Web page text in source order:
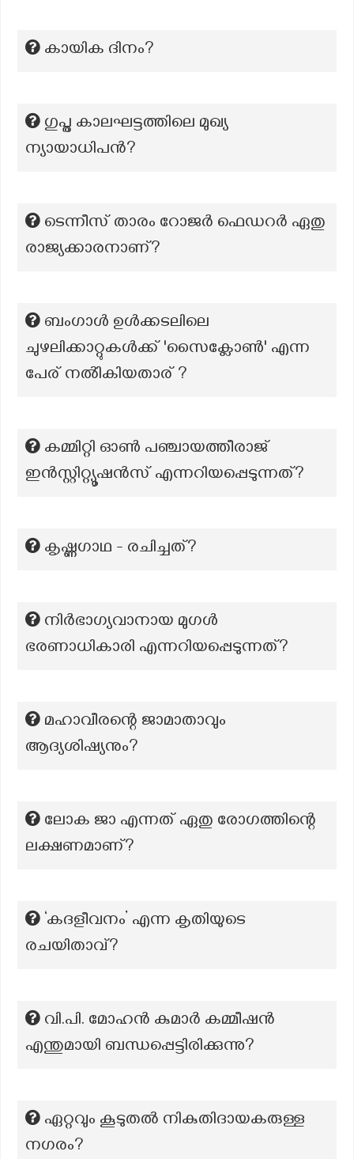
കായിക ദിനം?
ഗുപ്ത കാലഘട്ടത്തിലെ മുഖ്യ
ന്യായാധിപൻ?
ടെന്നീസ് താരം റോജർ ഫെഡറർ ഏതു
രാജ്യക്കാരനാണ്?
ബംഗാൾ ഉൾക്കടലിലെ
ചുഴലിക്കാറ്റുകൾക്ക് 'സൈക്ലോൺ' എന്ന
പേര് നൽികിയതാര് ?
കമ്മിറ്റി ഓൺ പഞ്ചായത്തീരാജ്
ഇൻസ്റ്റിറ്റ്യൂഷൻസ് എന്നറിയപ്പെടുന്നത്?
കൃഷ്ണഗാഥ - രചിച്ചത്?
നിർഭാഗ്യവാനായ മുഗൾ
ഭരണാധികാരി എന്നറിയപ്പെടുന്നത്?
മഹാവീരന്റെ ജാമാതാവും
ആദ്യശിഷ്യനും?
ലോക ജാ എന്നത് ഏതു രോഗത്തിന്റെ
ലക്ഷണമാണ്?
‘കദളീവനം’ എന്ന കൃതിയുടെ
രചയിതാവ്?
വി.പി. മോഹൻ കുമാർ കമ്മീഷൻ
എന്തുമായി ബന്ധപ്പെട്ടിരിക്കുന്നു?
ഏറ്റവും കൂടുതൽ നികുതിദായകരുള്ള
നഗരം?